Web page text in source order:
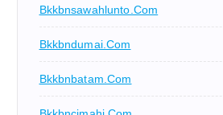
Bkkbnsawahlunto.com
Bkkbndumai.com
Bkkbnbatam.com